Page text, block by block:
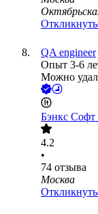
QA engineer
Опыт 3-6
Можно
Бэнкс Софт
4.2
•
74 отзыва
Москва